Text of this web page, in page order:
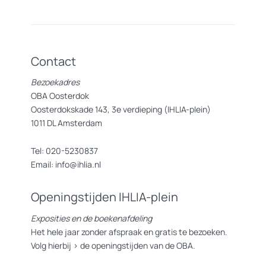
Contact
Bezoekadres
OBA Oosterdok
Oosterdokskade 143, 3e verdieping (IHLIA-plein)
1011 DL Amsterdam
Tel: 020-5230837
Email: info@ihlia.nl
Openingstijden IHLIA-plein
Exposities en de boekenafdeling
Het hele jaar zonder afspraak en gratis te bezoeken.
Volg hierbij > de openingstijden van de OBA.